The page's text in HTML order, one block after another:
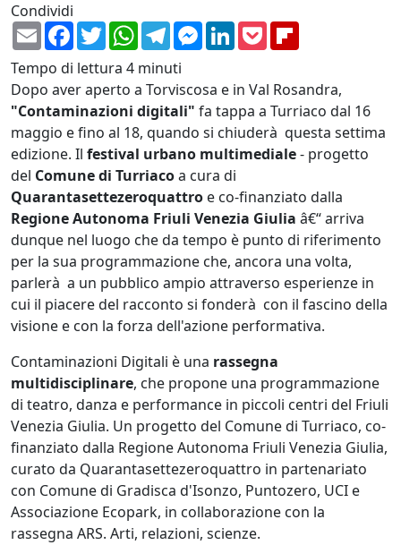
Condividi
EmailFacebook
TwitterWhatsApp
TelegramMessenger
LinkedIn
Pocket
Tempo di lettura 4 minuti
Dopo aver aperto a Torviscosa e in Val Rosandra,
"Contaminazioni digitali" fa tappa a Turriaco dal 16
maggio e fino al 18, quando si chiuderà questa settima
edizione. Il festival urbano multimediale- progetto
del Comune di Turriacoa cura di
Quarantasettezeroquattro e co-finanziato dalla
Regione Autonoma Friuli Venezia Giulia â€“ arriva
dunque nel luogo che da tempo è punto di riferimento
per la sua programmazione che, ancora una volta,
parlerà a un pubblico ampio attraverso esperienze in
cui il piacere del racconto si fonderà con il fascino della
visione e con la forza dell'azione performativa.
Contaminazioni Digitali è una rassegna
multidisciplinare, che propone una programmazione
di teatro, danza e performance in piccoli centri del Friuli
Venezia Giulia. Un progetto del Comune di Turriaco, co-
finanziato dalla Regione Autonoma Friuli Venezia Giulia,
curato da Quarantasettezeroquattro in partenariato
con Comune di Gradisca d'Isonzo, Puntozero, UCI e
Associazione Ecopark, in collaborazione con la
rassegna ARS. Arti, relazioni, scienze.